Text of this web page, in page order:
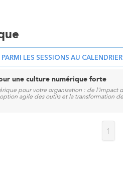
LES SESSIONS AU CALENDRIER
une culture numérique forte
pour votre organisation : de l'impact
agile des outils et la transformation
1